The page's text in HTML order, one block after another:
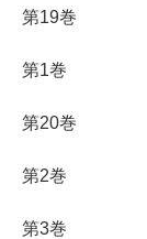
第19巻
第1巻
第20巻
第2巻
第3巻